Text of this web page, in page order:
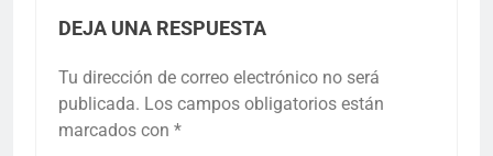
DEJA UNA RESPUESTA
Tu dirección de correo electrónico no será
publicada. Los campos obligatorios están
marcados con *